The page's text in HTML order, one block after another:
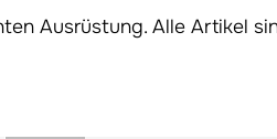
Ausrüstung. Alle Artikel